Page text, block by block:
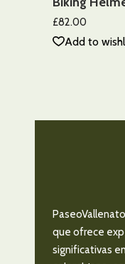
£82.00
Add to
que ofrece
significativas